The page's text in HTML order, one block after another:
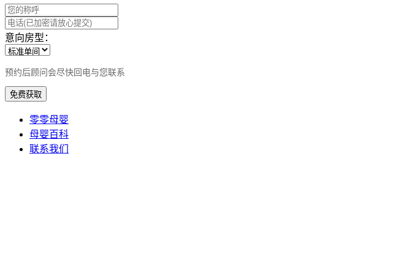
意向房型：
预约后顾问会尽快回电与您联系
免费获取
零零母婴
母婴百科
联系我们